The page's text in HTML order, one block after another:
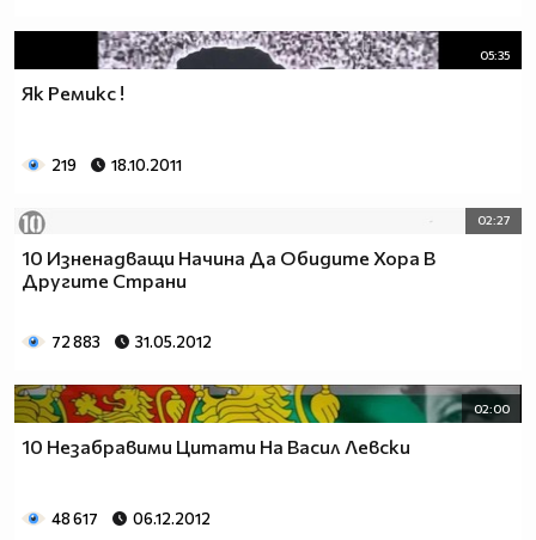
05:35
Як Ремикс !
219 18.10.2011
02:27
10 Изненадващи Начина Да Обидите Хора В
Другите Страни
72 883 31.05.2012
02:00
10 Незабравими Цитати На Васил Левски
48 617 06.12.2012